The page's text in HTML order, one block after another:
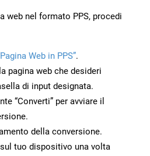
web nel formato PPS, procedi
Web in PPS”.
pagina web che desideri
di input designata.
“Converti” per avviare il
della conversione.
tuo dispositivo una volta